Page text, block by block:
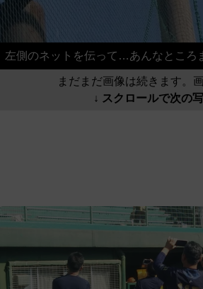
左側のネットを伝って…あんなところ
まだまだ画像は続きます。
↓ スクロールで次の